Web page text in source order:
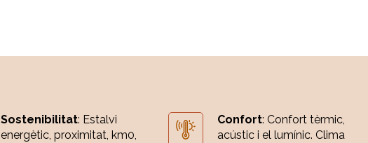
Sostenibilitat: Estalvi
energètic, proximitat, km0,
Confort: Confort tèrmic,
acústic i el lumínic. Clima